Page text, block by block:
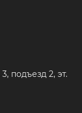
подъезд 2, эт.